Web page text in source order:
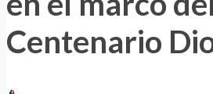
Centenario